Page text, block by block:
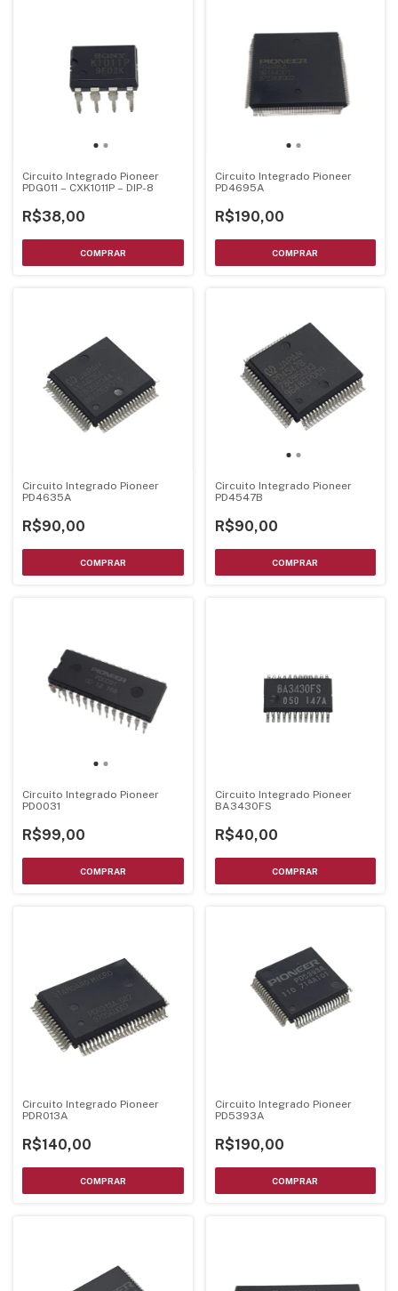
Circuito Integrado Pioneer
PDG011 – CXK1011P – DIP-8
R$38,00
Circuito Integrado Pioneer
PD4695A
R$190,00
Circuito Integrado Pioneer
PD4635A
R$90,00
Circuito Integrado Pioneer
PD4547B
R$90,00
Circuito Integrado Pioneer
PD0031
R$99,00
Circuito Integrado Pioneer
BA3430FS
R$40,00
Circuito Integrado Pioneer
PDR013A
R$140,00
Circuito Integrado Pioneer
PD5393A
R$190,00